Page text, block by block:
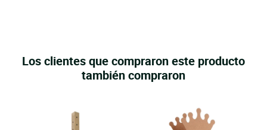
Los clientes que compraron este producto
también compraron